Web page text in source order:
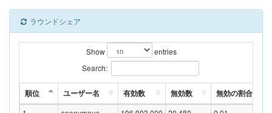
ラウンドシェア
Show
entries
Search:
順位 ユーザー名 有効数 無効数 無効の割合(%)